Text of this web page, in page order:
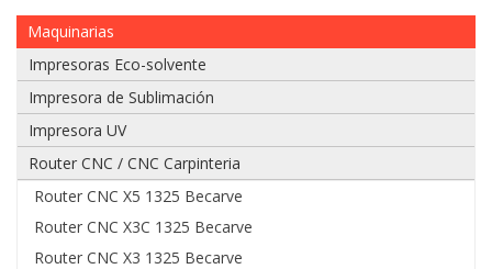
Maquinarias
Impresoras Eco-solvente
Impresora de Sublimación
Impresora UV
Router CNC / CNC Carpinteria
Router CNC X5 1325 Becarve
Router CNC X3C 1325 Becarve
Router CNC X3 1325 Becarve